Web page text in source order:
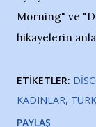
Morning" ve
hikayelerin
ETIKETLER:
KADINLAR
PAYLAŞ